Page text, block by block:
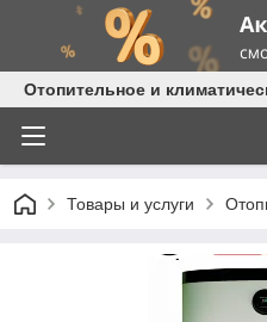
Отопительное и
Товары и услуги